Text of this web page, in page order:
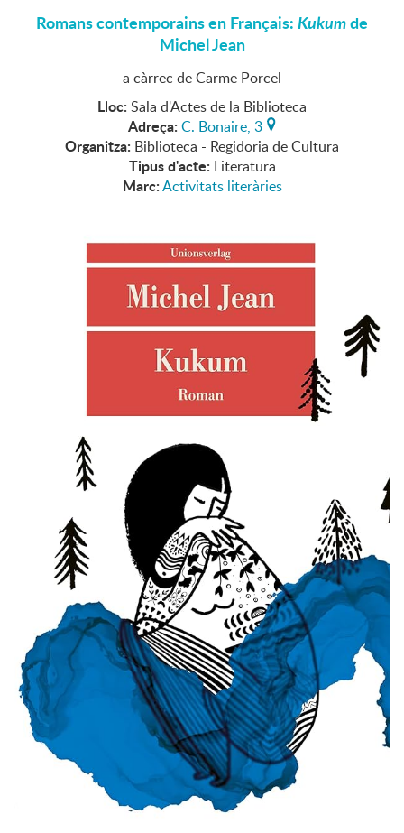
Romans contemporains en Français:Kukumde
Michel Jean
a càrrec de Carme Porcel
Lloc: Sala d'Actes de la Biblioteca
Adreça: C. Bonaire, 3
Organitza: Biblioteca - Regidoria de Cultura
Tipus d'acte: Literatura
Marc:Activitats literàries